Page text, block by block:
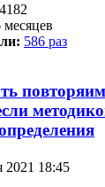
4182
месяцев
586 раз
2021 18:45